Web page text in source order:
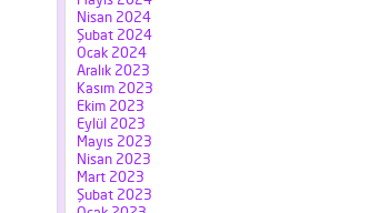
Nisan 2024
Şubat 2024
Ocak 2024
Aralık 2023
Kasım 2023
Ekim 2023
Eylül 2023
Mayıs 2023
Nisan 2023
Mart 2023
Şubat 2023